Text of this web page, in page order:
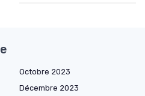
Octobre 2023
Décembre 2023